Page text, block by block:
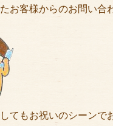
お客様からのお問い合
てもお祝いのシーンで